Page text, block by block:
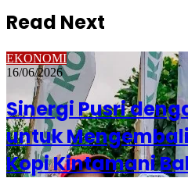
Read Next
EKONOMI
16/06/2026
Sinergi Pusri
untuk
Kopi Kintamani